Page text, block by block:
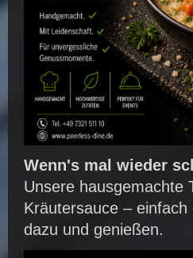
Wenn's mal wieder
Unsere hausgemachte
Kräutersauce –
dazu und genießen.